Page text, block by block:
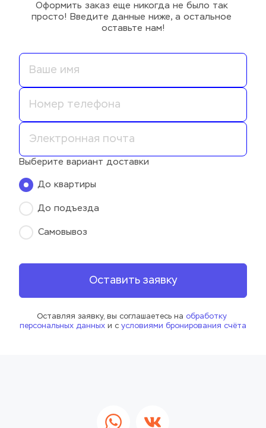
Оформить заказ еще никогда не было так
просто! Введите данные ниже, а остальное
оставьте нам!
Выберите вариант доставки
До квартиры
До подъезда
Самовывоз
Оставить заявку
Оставляя заявку, вы соглашаетесь на обработку
персональных данных и с условиями бронирования счёта